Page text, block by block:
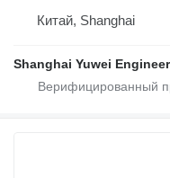
Китай, Shanghai
Shanghai Yuwei